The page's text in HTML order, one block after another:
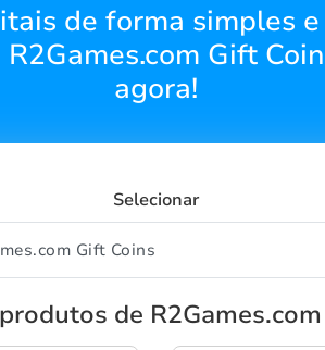
de forma simples
Gift
agora!
Selecionar
de